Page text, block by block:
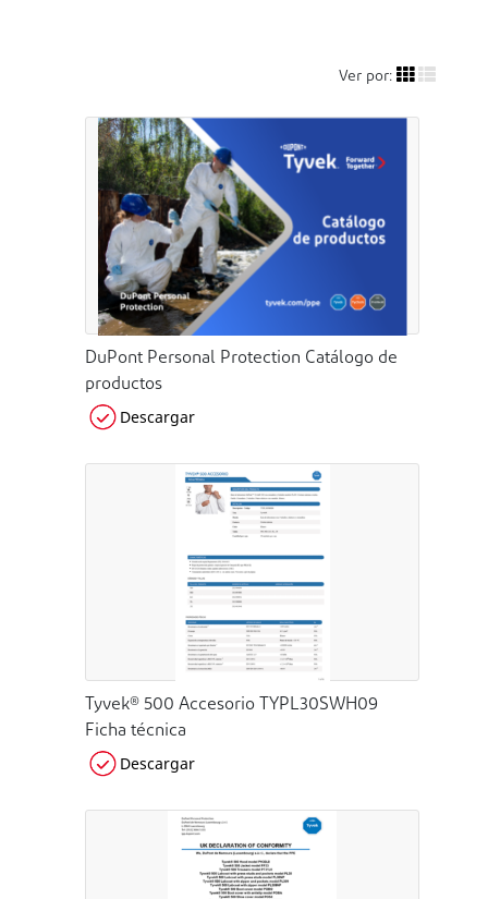
Ver por:
DuPont Personal Protection Catálogo de
productos
Descargar
Tyvek® 500 Accesorio TYPL30SWH09
Ficha técnica
Descargar